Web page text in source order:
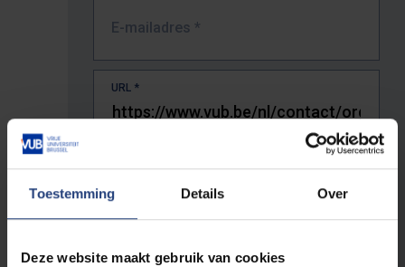
Toestemming Details Over
Deze website maakt gebruik van cookies
E-mailadres *
URL *
De volledige URL van de pagina waar je de fout zag.